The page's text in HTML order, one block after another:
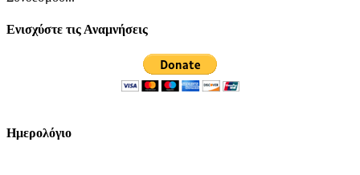
Ενισχύστε τις Αναμνήσεις
Ημερολόγιο